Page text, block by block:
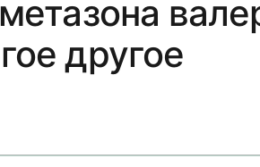
другое